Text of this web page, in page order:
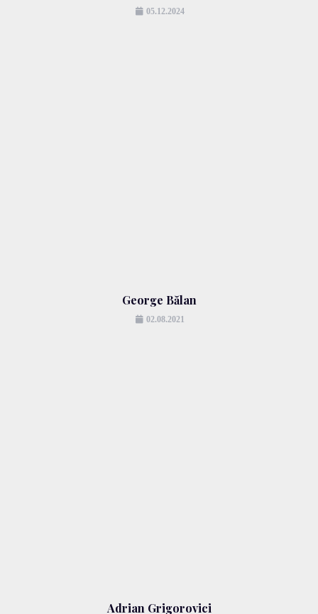
05.12.2024
George Bălan
02.08.2021
Adrian Grigorovici